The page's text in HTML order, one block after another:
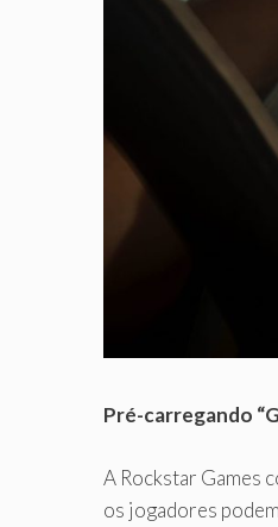
Pré-carregando
A Rockstar Games
os jogadores